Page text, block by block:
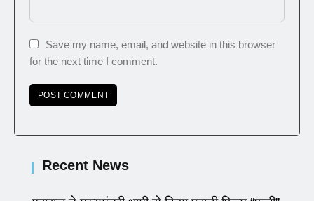
Save my name, email, and website in this browser
for the next time I comment.
Recent News